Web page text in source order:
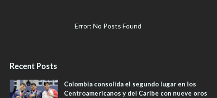
Error: No Posts Found
Recent Posts
Colombia consolida el segundo lugar en los
Centroamericanos y del Caribe con nueve oros